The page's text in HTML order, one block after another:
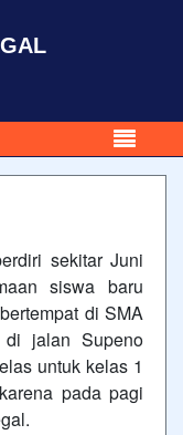
sekitar Juni
siswa baru
di SMA
jalan Supeno
untuk kelas 1
pada pagi